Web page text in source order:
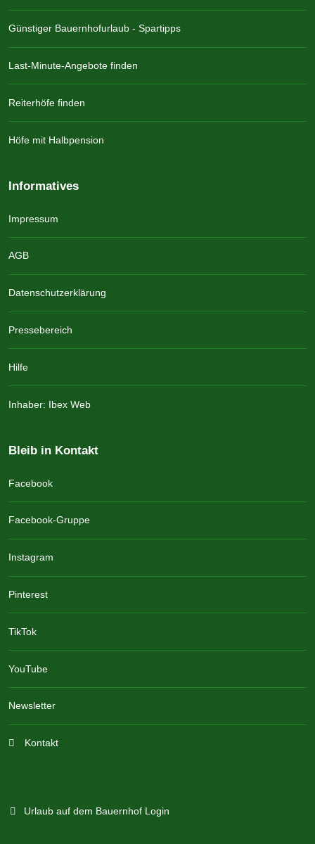
Günstiger Bauernhofurlaub - Spartipps
Last-Minute-Angebote finden
Reiterhöfe finden
Höfe mit Halbpension
Informatives
Impressum
AGB
Datenschutzerklärung
Pressebereich
Hilfe
Inhaber: Ibex Web
Bleib in Kontakt
Facebook
Facebook-Gruppe
Instagram
Pinterest
TikTok
YouTube
Newsletter
Kontakt
Urlaub auf dem Bauernhof Login